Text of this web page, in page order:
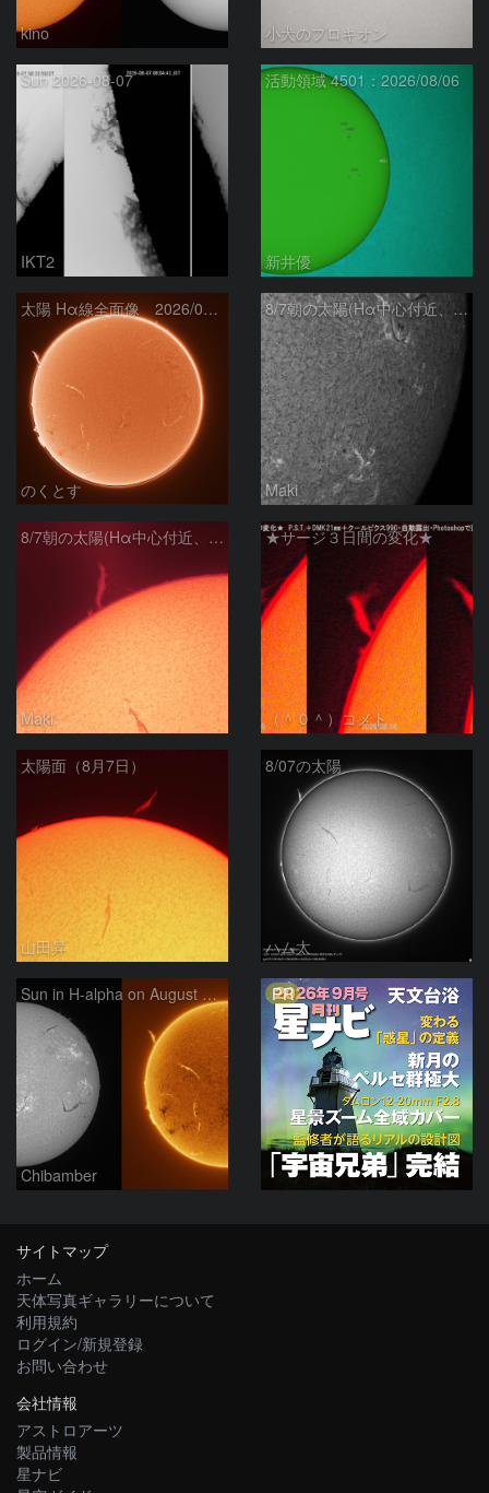
kino 小犬のプロキオン
Sun 2026-08-07
IKT2
活動領域 4501：2026/08/06
新井優
太陽 Hα線全面像 2026/08/07
のくとす
8/7朝の太陽(Hα中心付近、4498、4502付近)
Maki
8/7朝の太陽(Hα中心付近、プロミネンス)
Maki
★サージ３日間の変化★
（＾０＾）コメト
太陽面（8月7日）
山田昇
8/07の太陽
ハム太
Sun in H-alpha on August 7, 2026
Chibamber
PR
サイトマップ
ホーム
天体写真ギャラリーについて
利用規約
ログイン/新規登録
お問い合わせ
会社情報
アストロアーツ
製品情報
星ナビ